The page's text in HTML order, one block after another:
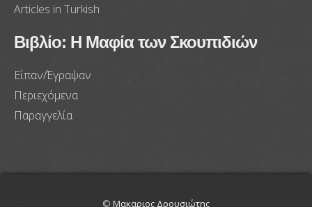
Articles in Turkish
Βιβλίο: Η Μαφία των Σκουπιδιών
Είπαν/Έγραψαν
Περιεχόμενα
Παραγγελία
© Μακαριος Δρουσιώτης